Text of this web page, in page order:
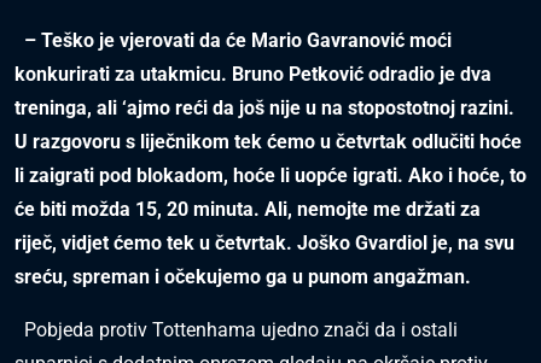
– Teško je vjerovati da će Mario Gavranović moći
konkurirati za utakmicu. Bruno Petković odradio je dva
treninga, ali ‘ajmo reći da još nije u na stopostotnoj razini.
U razgovoru s liječnikom tek ćemo u četvrtak odlučiti hoće
li zaigrati pod blokadom, hoće li uopće igrati. Ako i hoće, to
će biti možda 15, 20 minuta. Ali, nemojte me držati za
riječ, vidjet ćemo tek u četvrtak. Joško Gvardiol je, na svu
sreću, spreman i očekujemo ga u punom angažman.
Pobjeda protiv Tottenhama ujedno znači da i ostali